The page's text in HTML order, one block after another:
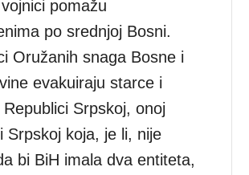
pomažu
po srednjoj Bosni.
Oružanih snaga Bosne i
evakuiraju starce i
Srpskoj, onoj
Srpskoj koja, je li, nije
bi BiH imala dva entiteta,